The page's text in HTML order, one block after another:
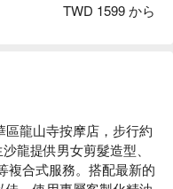
TWD 1599 から
龍山寺按摩店，步行約
龍提供男女剪髮造型、
複合式服務。搭配最新的